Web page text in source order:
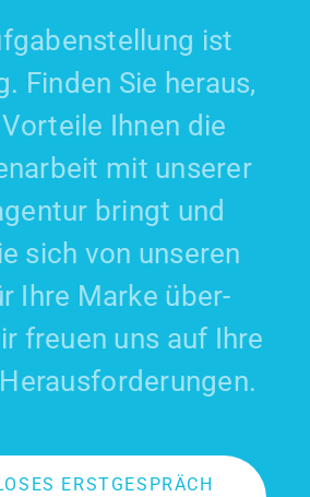
ist
Finden Sie heraus,
Ihnen die
mit unserer
bringt und
sich von unseren
Ihre Marke über­
freuen uns auf Ihre
ERSTGESPRÄCH